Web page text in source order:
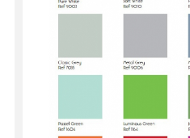
CONNECTEURS ET
LES CHARNIÈRES DE